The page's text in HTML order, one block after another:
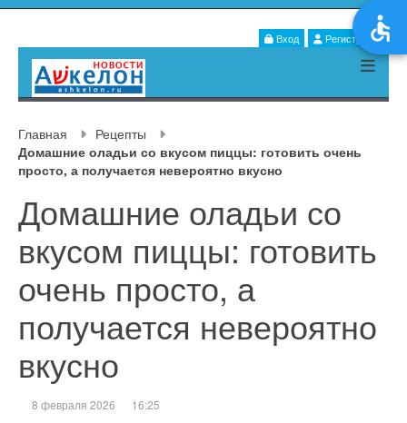
Вход Регистрация
Главная
Рецепты
Домашние оладьи со вкусом пиццы: готовить очень
просто, а получается невероятно вкусно
Домашние оладьи со
вкусом пиццы: готовить
очень просто, а
получается невероятно
вкусно
8 февраля 2026 16:25